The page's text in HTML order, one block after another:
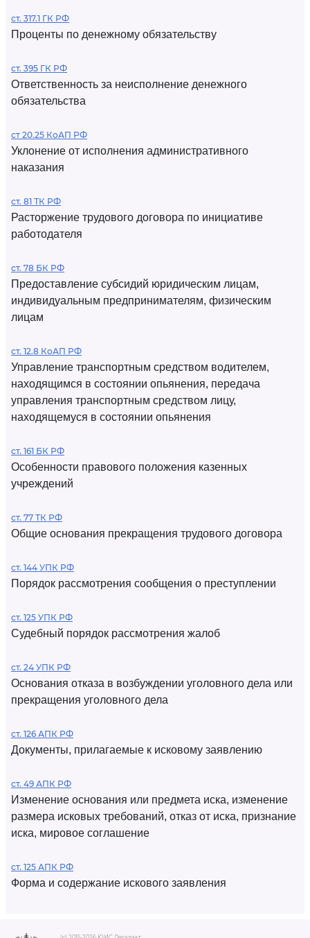
ст. 317.1 ГК РФ
Проценты по денежному обязательству
ст. 395 ГК РФ
Ответственность за неисполнение денежного
обязательства
ст 20.25 КоАП РФ
Уклонение от исполнения административного
наказания
ст. 81 ТК РФ
Расторжение трудового договора по инициативе
работодателя
ст. 78 БК РФ
Предоставление субсидий юридическим лицам,
индивидуальным предпринимателям, физическим
лицам
ст. 12.8 КоАП РФ
Управление транспортным средством водителем,
находящимся в состоянии опьянения, передача
управления транспортным средством лицу,
находящемуся в состоянии опьянения
ст. 161 БК РФ
Особенности правового положения казенных
учреждений
ст. 77 ТК РФ
Общие основания прекращения трудового договора
ст. 144 УПК РФ
Порядок рассмотрения сообщения о преступлении
ст. 125 УПК РФ
Судебный порядок рассмотрения жалоб
ст. 24 УПК РФ
Основания отказа в возбуждении уголовного дела или
прекращения уголовного дела
ст. 126 АПК РФ
Документы, прилагаемые к исковому заявлению
ст. 49 АПК РФ
Изменение основания или предмета иска, изменение
размера исковых требований, отказ от иска, признание
иска, мировое соглашение
ст. 125 АПК РФ
Форма и содержание искового заявления